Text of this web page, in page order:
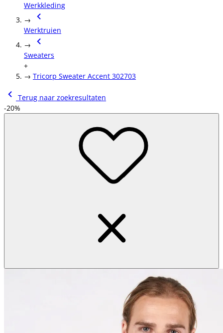
Werkkleding
→
Werktruien
→
Sweaters
+
→ Tricorp Sweater Accent 302703
Terug naar zoekresultaten
-20%